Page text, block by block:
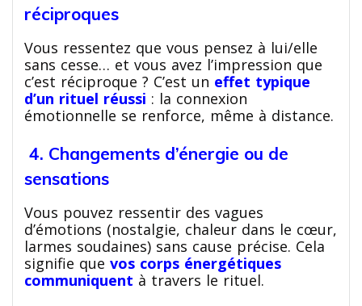
réciproques
Vous ressentez que vous pensez à lui/elle
sans cesse… et vous avez l’impression que
c’est réciproque ? C’est un effet typique
d’un rituel réussi : la connexion
émotionnelle se renforce, même à distance.
4. Changements d’énergie ou de
sensations
Vous pouvez ressentir des vagues
d’émotions (nostalgie, chaleur dans le cœur,
larmes soudaines) sans cause précise. Cela
signifie que vos corps énergétiques
communiquent à travers le rituel.